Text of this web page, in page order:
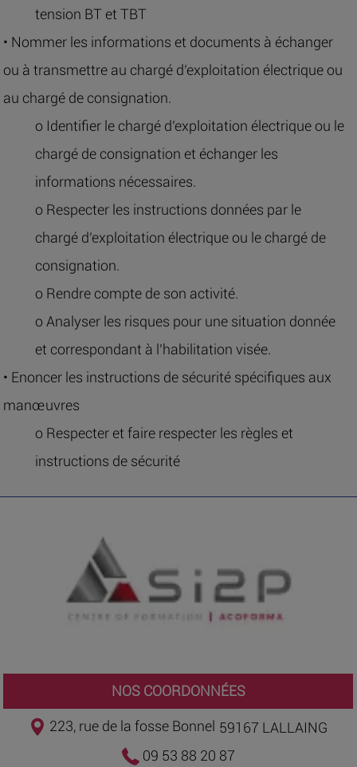
tension BT et TBT
• Nommer les informations et documents à échanger
ou à transmettre au chargé d’exploitation électrique ou
au chargé de consignation.
o Identifier le chargé d’exploitation électrique ou le
chargé de consignation et échanger les
informations nécessaires.
o Respecter les instructions données par le
chargé d’exploitation électrique ou le chargé de
consignation.
o Rendre compte de son activité.
o Analyser les risques pour une situation donnée
et correspondant à l’habilitation visée.
• Enoncer les instructions de sécurité spécifiques aux
manœuvres
o Respecter et faire respecter les règles et
instructions de sécurité
NOS COORDONNÉES
223, rue de la fosse Bonnel 59167 LALLAING
09 53 88 20 87